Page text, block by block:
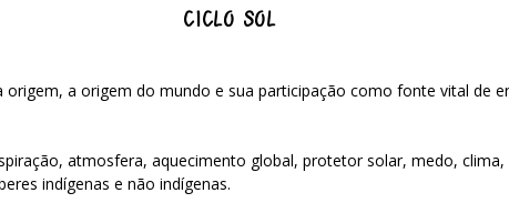
CICLO SOL
a origem do mundo e sua participação como fonte vital de
atmosfera, aquecimento global, protetor solar, medo, clima,
indígenas e não indígenas.